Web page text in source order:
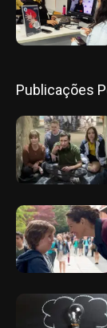
Publicações